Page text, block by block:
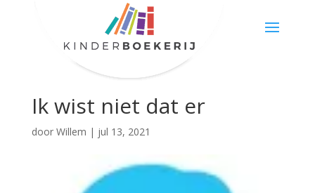
Ik wist niet dat er
door Willem | jul 13, 2021